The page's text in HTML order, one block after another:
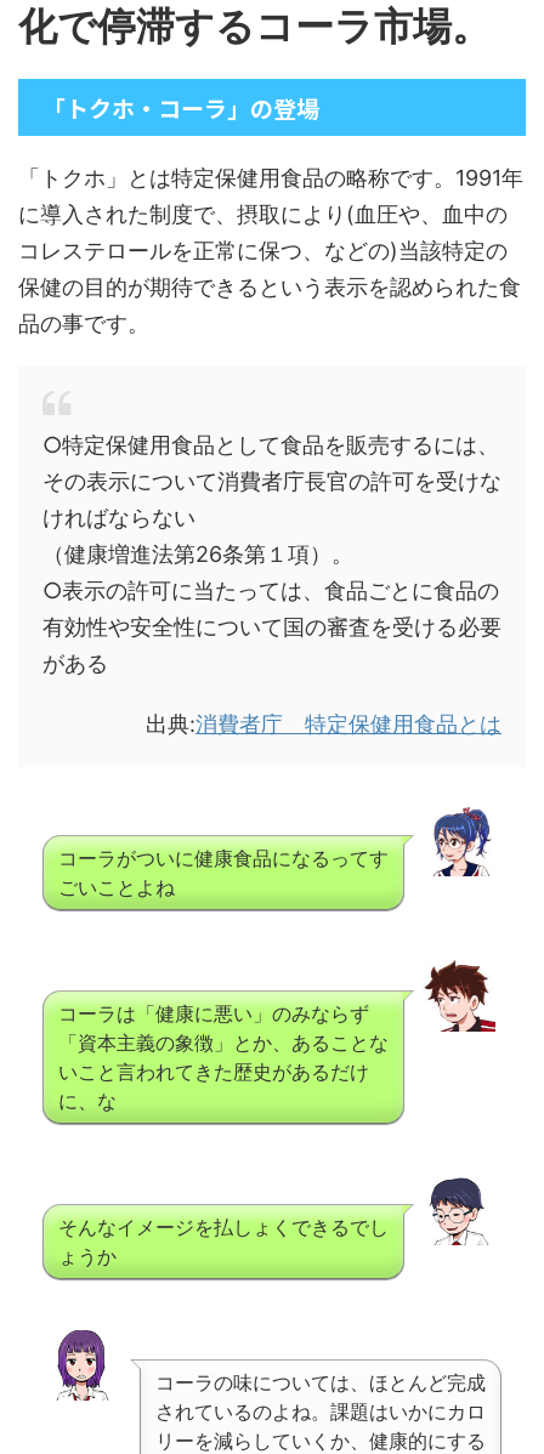
化で停滞するコーラ市場。
「トクホ・コーラ」の登場
「トクホ」とは特定保健用食品の略称です。1991年
に導入された制度で、摂取により(血圧や、血中の
コレステロールを正常に保つ、などの)当該特定の
保健の目的が期待できるという表示を認められた食
品の事です。
○特定保健用食品として食品を販売するには、
その表示について消費者庁長官の許可を受けな
ければならない
（健康増進法第26条第１項）。
○表示の許可に当たっては、食品ごとに食品の
有効性や安全性について国の審査を受ける必要
がある
出典:消費者庁 特定保健用食品とは
コーラがついに健康食品になるってす
ごいことよね
コーラは「健康に悪い」のみならず
「資本主義の象徴」とか、あることな
いこと言われてきた歴史があるだけ
に、な
そんなイメージを払しょくできるでし
ょうか
コーラの味については、ほとんど完成
されているのよね。課題はいかにカロ
リーを減らしていくか、健康的にする